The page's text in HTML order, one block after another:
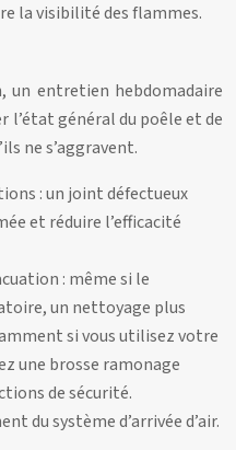
la visibilité des flammes.
un entretien hebdomadaire
l’état général du poêle et de
ne s’aggravent.
: un joint défectueux
et réduire l’efficacité
: même si le
un nettoyage plus
si vous utilisez votre
une brosse ramonage
de sécurité.
du système d’arrivée d’air.